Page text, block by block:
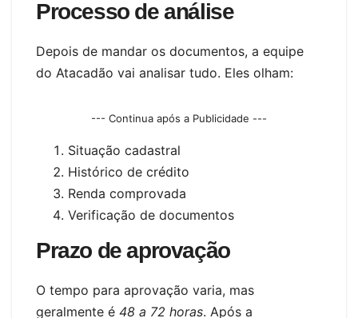
Processo de análise
Depois de mandar os documentos, a equipe
do Atacadão vai analisar tudo. Eles olham:
--- Continua após a Publicidade ---
Situação cadastral
Histórico de crédito
Renda comprovada
Verificação de documentos
Prazo de aprovação
O tempo para aprovação varia, mas
geralmente é 48 a 72 horas. Após a